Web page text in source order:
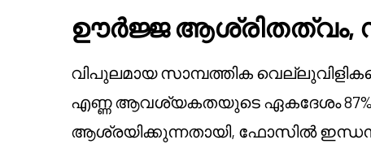
ഊർജ്ജ ആശ്രിതത്വം,
വിപുലമായ സാമ്പത്തിക
എണ്ണ ആവശ്യകതയുടെ ഏകദേശം
ആശ്രയിക്കുന്നതായി, ഫോസിൽ